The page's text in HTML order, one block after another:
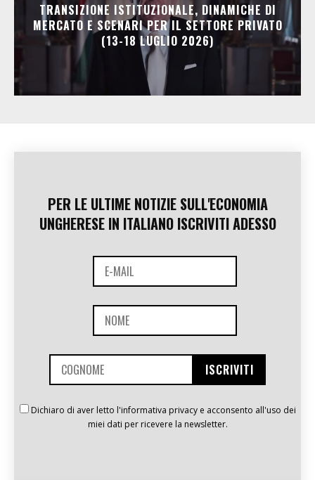
TRANSIZIONE ISTITUZIONALE, DINAMICHE DI
MERCATO E SCENARI PER IL SETTORE PRIVATO
(13-18 LUGLIO 2026)
PER LE ULTIME NOTIZIE SULL'ECONOMIA
UNGHERESE IN ITALIANO ISCRIVITI ADESSO
Dichiaro di aver letto l'informativa privacy e acconsento all'uso dei
miei dati per ricevere la newsletter.